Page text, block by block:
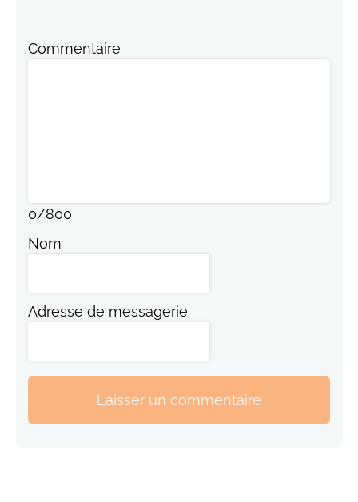
Commentaire
0/800
Nom
Adresse de messagerie
Laisser un commentaire